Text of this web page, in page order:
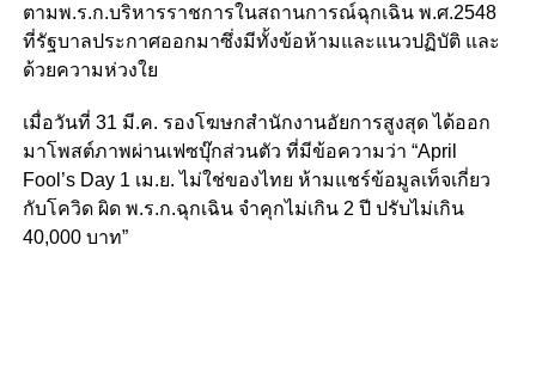
ตามพ.ร.ก.บริหารราชการในสถานการณ์ฉุกเฉิน พ.ศ.2548
ที่รัฐบาลประกาศออกมาซึ่งมีทั้งข้อห้ามและแนวปฏิบัติ และ
ด้วยความห่วงใย
เมื่อวันที่ 31 มี.ค. รองโฆษกสำนักงานอัยการสูงสุด ได้ออก
มาโพสต์ภาพผ่านเฟซบุ๊กส่วนตัว ที่มีข้อความว่า “April
Fool’s Day 1 เม.ย. ไม่ใช่ของไทย ห้ามแชร์ข้อมูลเท็จเกี่ยว
กับโควิด ผิด พ.ร.ก.ฉุกเฉิน จำคุกไม่เกิน 2 ปี ปรับไม่เกิน
40,000 บาท”